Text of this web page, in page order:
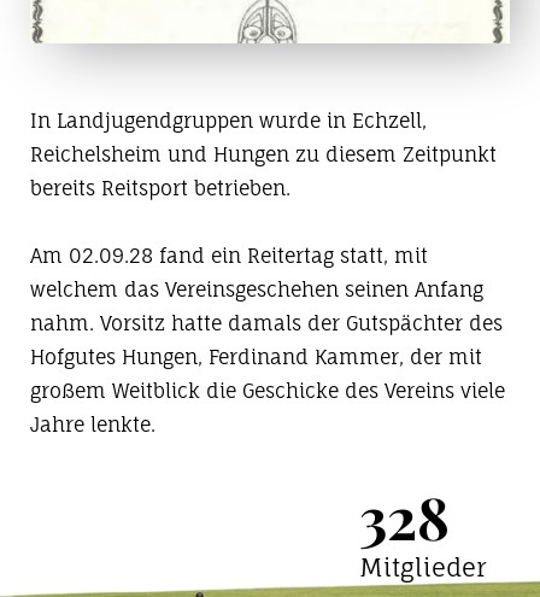
In Landjugendgruppen wurde in Echzell,
Reichelsheim und Hungen zu diesem Zeitpunkt
bereits Reitsport betrieben.
Am 02.09.28 fand ein Reitertag statt, mit
welchem das Vereinsgeschehen seinen Anfang
nahm. Vorsitz hatte damals der Gutspächter des
Hofgutes Hungen, Ferdinand Kammer, der mit
großem Weitblick die Geschicke des Vereins viele
Jahre lenkte.
328
Mitglieder